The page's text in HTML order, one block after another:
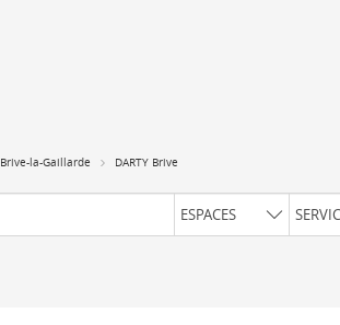
Brive-la-Gaillarde DARTY Brive
ESPACES